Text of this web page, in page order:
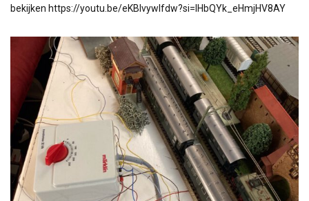
bekijken https://youtu.be/eKBlvywlfdw?si=IHbQYk_eHmjHV8AY